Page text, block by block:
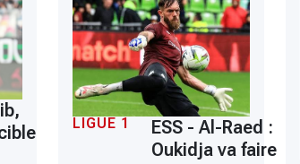
LIGUE 1
ESS - Al-Raed :
Oukidja va faire